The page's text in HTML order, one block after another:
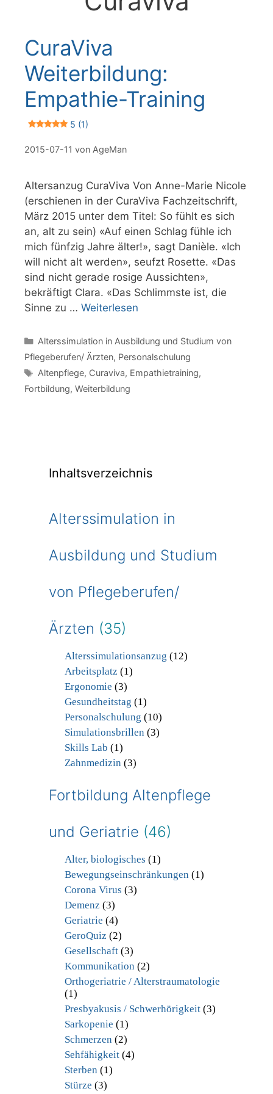
CuraViva
Weiterbildung:
Empathie-Training
5 (1)
2015-07-11 von AgeMan
Altersanzug CuraViva Von Anne-Marie Nicole
(erschienen in der CuraViva Fachzeitschrift,
März 2015 unter dem Titel: So fühlt es sich
an, alt zu sein) «Auf einen Schlag fühle ich
mich fünfzig Jahre älter!», sagt Danièle. «Ich
will nicht alt werden», seufzt Rosette. «Das
sind nicht gerade rosige Aussichten»,
bekräftigt Clara. «Das Schlimmste ist, die
Sinne zu … Weiterlesen
Kategorien
Alterssimulation in Ausbildung und Studium von
Pflegeberufen/ Ärzten, Personalschulung
Schlagwörter
Altenpflege, Curaviva, Empathietraining,
Fortbildung, Weiterbildung
Inhaltsverzeichnis
Alterssimulation in
Ausbildung und Studium
von Pflegeberufen/
Ärzten (35)
Alterssimulationsanzug (12)
Arbeitsplatz (1)
Ergonomie (3)
Gesundheitstag (1)
Personalschulung (10)
Simulationsbrillen (3)
Skills Lab (1)
Zahnmedizin (3)
Fortbildung Altenpflege
und Geriatrie (46)
Alter, biologisches (1)
Bewegungseinschränkungen (1)
Corona Virus (3)
Demenz (3)
Geriatrie (4)
GeroQuiz (2)
Gesellschaft(3)
Kommunikation (2)
Orthogeriatrie / Alterstraumatologie
(1)
Presbyakusis / Schwerhörigkeit(3)
Sarkopenie (1)
Schmerzen (2)
Sehfähigkeit(4)
Sterben (1)
Stürze (3)